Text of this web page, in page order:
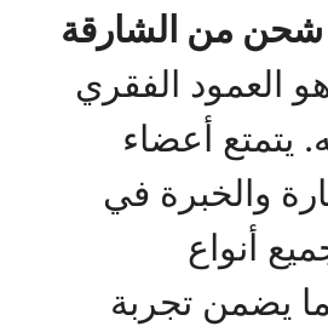
من الشارقة
هو العمود الفقري
يتمتع أعضاء
والخبرة في
أنواع
يضمن تجربة